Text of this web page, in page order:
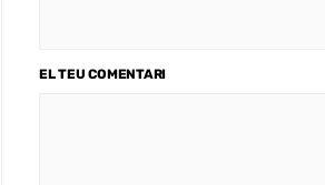
EL TEU COMENTARI